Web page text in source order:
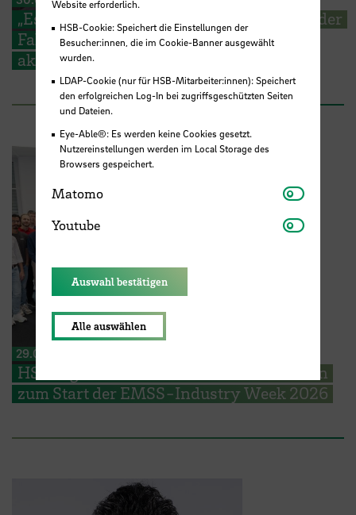
„Es geht um die Wurst“ – Studierende an der
Fakultät 4 sammeln Ideen für ihre
akademische Zukunft
29.06.2026
HSB begrüßt EMSS Studierende aus Polen
zum Start der EMSS-Industry Week 2026
Website erforderlich.
HSB-Cookie: Speichert die Einstellungen der
Besucher:innen, die im Cookie-Banner ausgewählt
wurden.
LDAP-Cookie (nur für HSB-Mitarbeiter:innen): Speichert
den erfolgreichen Log-In bei zugriffsgeschützten Seiten
und Dateien.
Eye-Able®: Es werden keine Cookies gesetzt.
Nutzereinstellungen werden im Local Storage des
Browsers gespeichert.
Matomo Matomo
Youtube Youtube
Auswahl bestätigen
Alle auswählen